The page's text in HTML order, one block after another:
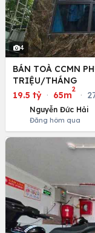
4
BÁN TOÀ CCMN
TRIỆU/THÁNG
19.5 tỷ · 65m
2
·
Nguyễn Đức Hải
Đăng hôm qua